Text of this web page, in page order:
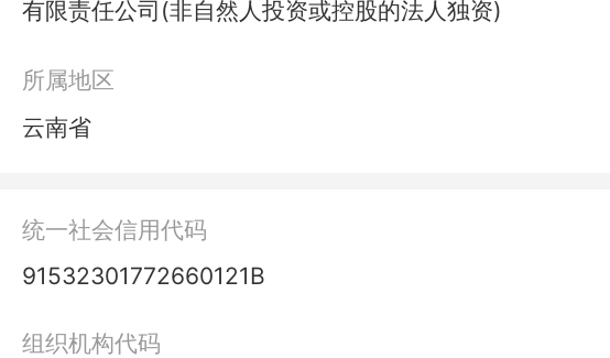
有限责任公司(非自然人投资或控股的法人独资)
所属地区
云南省
统一社会信用代码
91532301772660121B
组织机构代码